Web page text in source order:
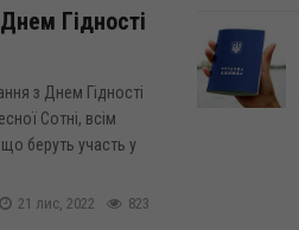
Гідності
з Днем Гідності
Сотні, всім
беруть участь у
823
21 лис, 2022